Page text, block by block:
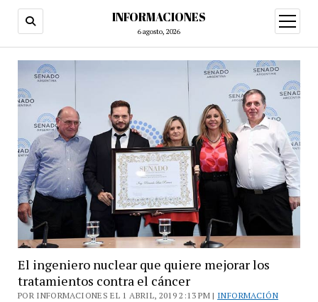
INFORMACIONES
6 agosto, 2026
abrir
menú
El ingeniero nuclear que quiere mejorar los
tratamientos contra el cáncer
POR INFORMACIONES EL 1 ABRIL, 2019 2:13 PM | INFORMACIÓN